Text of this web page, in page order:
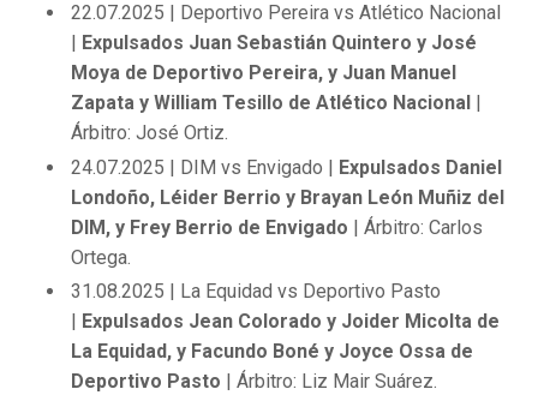
22.07.2025 | Deportivo Pereira vs Atlético Nacional
Expulsados Juan Sebastián Quintero y José
Moya de Deportivo Pereira, y Juan Manuel
Zapata y William Tesillo de Atlético Nacional
Árbitro: José Ortiz.
24.07.2025 | DIM vs Envigado | Expulsados Daniel
Londoño, Léider Berrio y Brayan León Muñiz del
DIM, y Frey Berrio de Envigado | Árbitro: Carlos
Ortega.
31.08.2025 | La Equidad vs Deportivo Pasto
| Expulsados Jean Colorado y Joider Micolta de
La Equidad, y Facundo Boné y Joyce Ossa de
Deportivo Pasto | Árbitro: Liz Mair Suárez.